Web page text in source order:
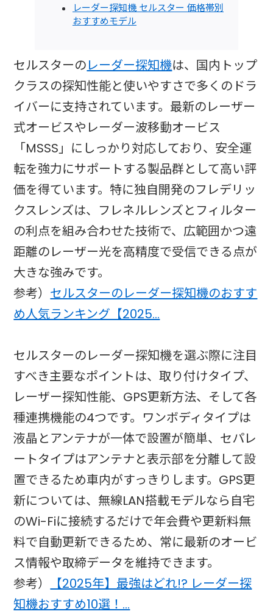
レーダー探知機 セルスター 価格帯別
おすすめモデル
セルスターのレーダー探知機は、国内トップ
クラスの探知性能と使いやすさで多くのドラ
イバーに支持されています。最新のレーザー
式オービスやレーダー波移動オービス
「MSSS」にしっかり対応しており、安全運
転を強力にサポートする製品群として高い評
価を得ています。特に独自開発のフレデリッ
クスレンズは、フレネルレンズとフィルター
の利点を組み合わせた技術で、広範囲かつ遠
距離のレーザー光を高精度で受信できる点が
大きな強みです。
参考） セルスターのレーダー探知機のおすす
め人気ランキング【2025…
セルスターのレーダー探知機を選ぶ際に注目
すべき主要なポイントは、取り付けタイプ、
レーザー探知性能、GPS更新方法、そして各
種連携機能の4つです。ワンボディタイプは
液晶とアンテナが一体で設置が簡単、セパレ
ートタイプはアンテナと表示部を分離して設
置できるため車内がすっきりします。GPS更
新については、無線LAN搭載モデルなら自宅
のWi-Fiに接続するだけで年会費や更新料無
料で自動更新できるため、常に最新のオービ
ス情報や取締データを維持できます。
参考）
【2025年】最強はどれ!? レーダー探
知機おすすめ10選！…